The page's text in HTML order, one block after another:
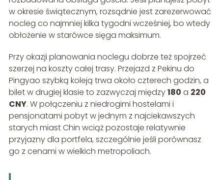
w okresie świątecznym, rozsądnie jest zarezerwować
nocleg co najmniej kilka tygodni wcześniej, bo wtedy
obłożenie w starówce sięga maksimum.
Przy okazji planowania noclegu dobrze też spojrzeć
szerzej na koszty całej trasy. Przejazd z Pekinu do
Pingyao szybką koleją trwa około czterech godzin, a
bilet w drugiej klasie to zazwyczaj między180 a 220
CNY. W połączeniu z niedrogimi hostelami i
pensjonatami pobyt w jednym z najciekawszych
starych miast Chin wciąż pozostaje relatywnie
przyjazny dla portfela, szczególnie jeśli porównasz
go z cenami w wielkich metropoliach.